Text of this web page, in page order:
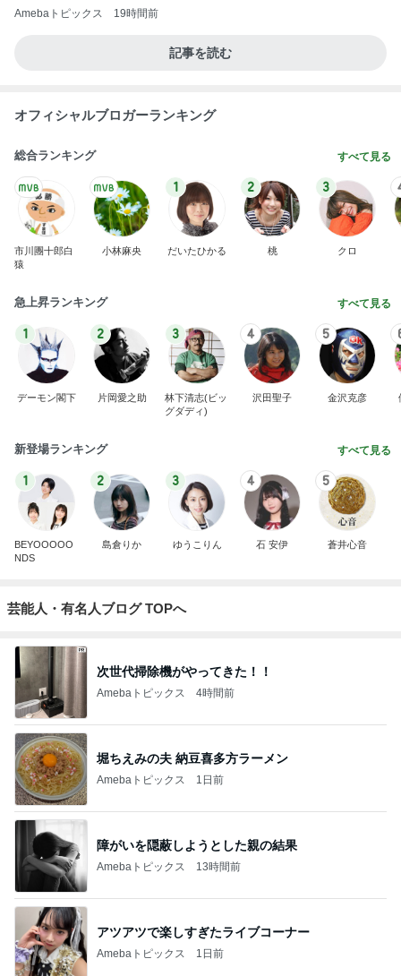
Amebaトピックス 19時間前
記事を読む
オフィシャルブロガーランキング
総合ランキング すべて見る
市川團十郎白
猿
小林麻央
1
だいたひかる
2
桃
3
クロ
急上昇ランキング すべて見る
1
デーモン閣下
2
片岡愛之助
3
林下清志(ビッ
グダディ)
4
沢田聖子
5
金沢克彦
新登場ランキング すべて見る
1
BEYOOOOO
NDS
2
島倉りか
3
ゆうこりん
4
石 安伊
5
蒼井心音
芸能人・有名人ブログ TOPへ
次世代掃除機がやってきた！！
Amebaトピックス 4時間前
堀ちえみの夫 納豆喜多方ラーメン
Amebaトピックス 1日前
障がいを隠蔽しようとした親の結果
Amebaトピックス 13時間前
アツアツで楽しすぎたライブコーナー
Amebaトピックス 1日前